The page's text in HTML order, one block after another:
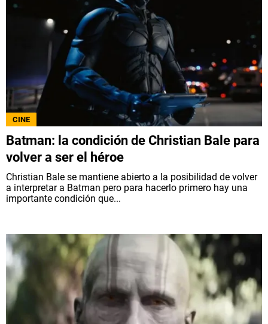
CINE
Batman: la condición de Christian Bale para
volver a ser el héroe
Christian Bale se mantiene abierto a la posibilidad de volver
a interpretar a Batman pero para hacerlo primero hay una
importante condición que...